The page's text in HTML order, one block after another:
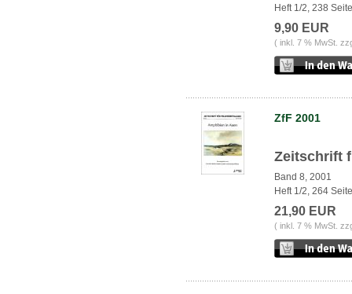
Heft 1/2, 238
9,90 EUR
( inkl. 7 % MwSt.
ZfF 2001
Zeitschrift
Band 8, 2001
Heft 1/2, 264
21,90 EUR
( inkl. 7 % MwSt.